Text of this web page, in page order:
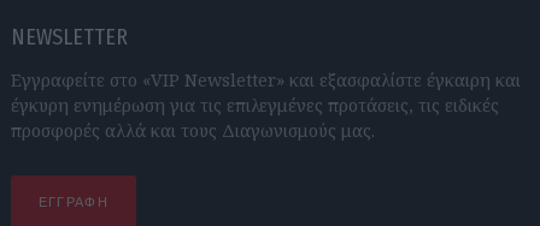
NEWSLETTER
Εγγραφείτε στο «VIP Newsletter» και εξασφαλίστε έγκαιρη και
έγκυρη ενημέρωση για τις επιλεγμένες προτάσεις, τις ειδικές
προσφορές αλλά και τους Διαγωνισμούς μας.
ΕΓΓΡΑΦΗ